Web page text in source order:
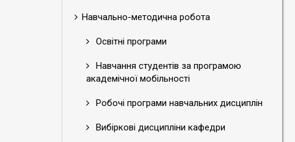
Навчально-методична робота
Освітні програми
Навчання студентів за програмою
академічної мобільності
Робочі програми навчальних дисциплін
Вибіркові дисципліни кафедри